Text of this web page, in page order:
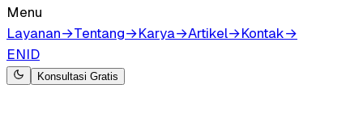
Menu
Layanan→Tentang→Karya→Artikel→Kontak→
ENID
Konsultasi Gratis